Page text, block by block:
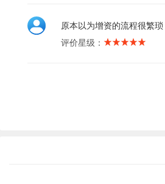
原本以为增资的流程很繁
评价星级：